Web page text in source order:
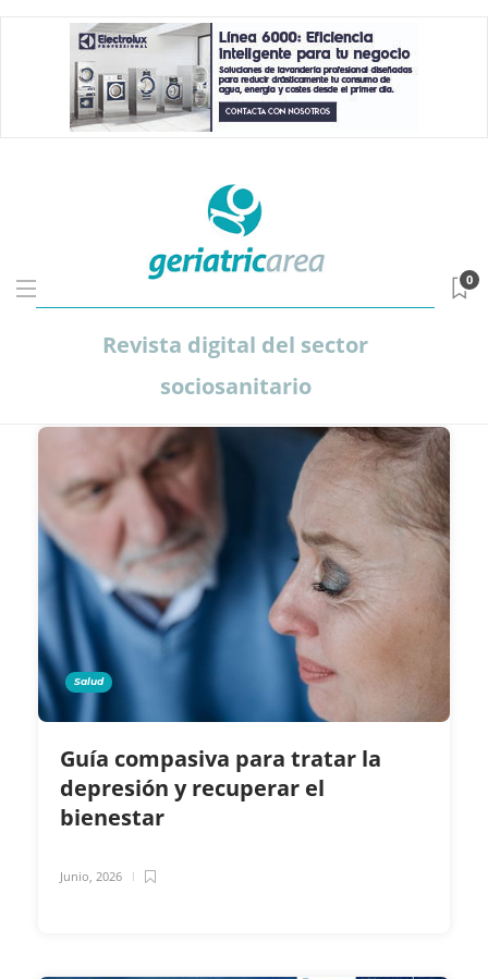
Revista digital del sector
sociosanitario
0
Salud
Guía compasiva para tratar la
depresión y recuperar el
bienestar
Junio, 2026